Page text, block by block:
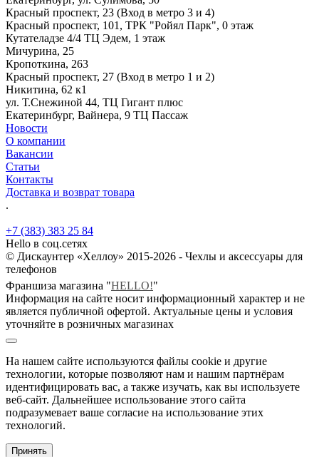
Красный проспект, 23 (Вход в метро 3 и 4)
Красный проспект, 101, ТРК "Ройял Парк", 0 этаж
Кутателадзе 4/4 ТЦ Эдем, 1 этаж
Мичурина, 25
Кропоткина, 263
Красный проспект, 27 (Вход в метро 1 и 2)
Никитина, 62 к1
ул. Т.Снежиной 44, ТЦ Гигант плюс
Екатеринбург, Вайнера, 9 ТЦ Пассаж
Новости
О компании
Вакансии
Статьи
Контакты
Доставка и возврат товара
.
+7 (383) 383 25 84
Hello в соц.сетях
© Дискаунтер «Хеллоу» 2015-2026 - Чехлы и аксессуары для
телефонов
Франшиза магазина "HELLO!"
Информация на сайте носит информационный характер и не
является публичной офертой. Актуальные цены и условия
уточняйте в розничных магазинах
На нашем сайте используются файлы cookie и другие
технологии, которые позволяют нам и нашим партнёрам
идентифицировать вас, а также изучать, как вы используете
веб-сайт. Дальнейшее использование этого сайта
подразумевает ваше согласие на использование этих
технологий.
Принять